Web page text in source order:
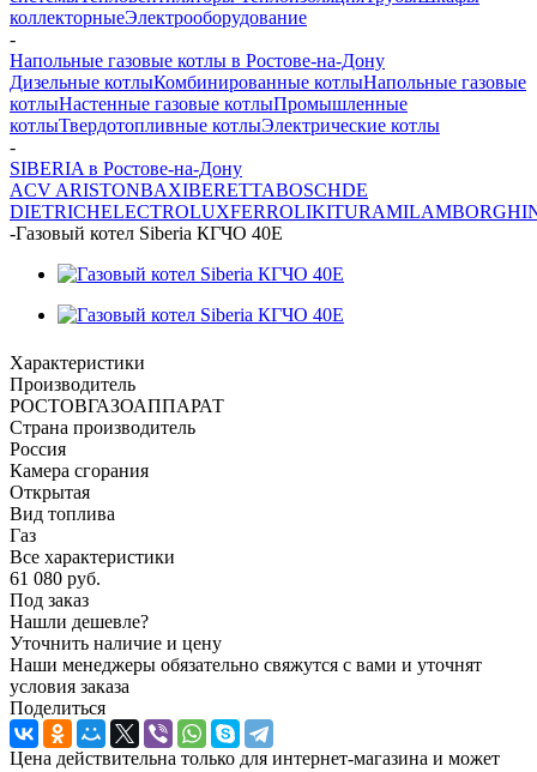
коллекторныеЭлектрооборудование
-
Напольные газовые котлы в Ростове-на-Дону
Дизельные котлыКомбинированные котлыНапольные газовые
котлыНастенные газовые котлыПромышленные
котлыТвердотопливные котлыЭлектрические котлы
-
SIBERIA в Ростове-на-Дону
ACV ARISTONBAXIBERETTABOSCHDE
DIETRICHELECTROLUXFERROLIKITURAMI
-Газовый котел Siberia КГЧО 40E
Характеристики
Производитель
РОСТОВГАЗОАППАРАТ
Страна производитель
Россия
Камера сгорания
Открытая
Вид топлива
Газ
Все характеристики
61 080 руб.
Под заказ
Нашли дешевле?
Уточнить наличие и цену
Наши менеджеры обязательно свяжутся с вами и уточнят
условия заказа
Поделиться
Цена действительна только для интернет-магазина и может